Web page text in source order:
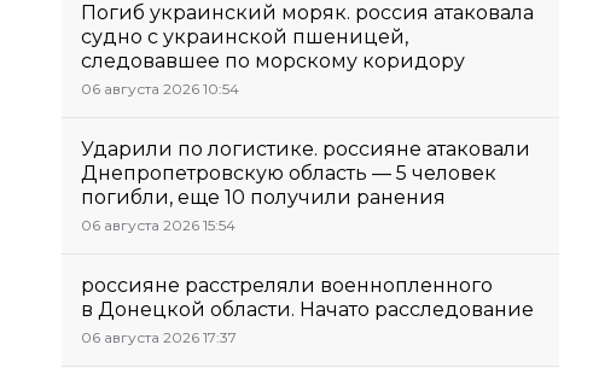
Погиб украинский моряк. россия атаковала
судно с украинской пшеницей,
следовавшее по морскому коридору
06 августа 2026 10:54
Ударили по логистике. россияне атаковали
Днепропетровскую область — 5 человек
погибли, еще 10 получили ранения
06 августа 2026 15:54
россияне расстреляли военнопленного
в Донецкой области. Начато расследование
06 августа 2026 17:37